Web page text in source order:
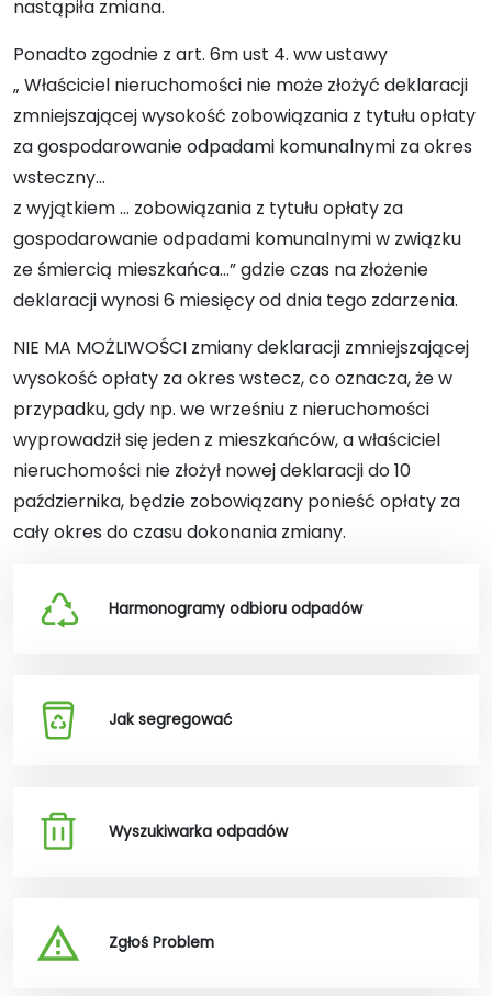
nastąpiła zmiana.
Ponadto zgodnie z art. 6m ust 4. ww ustawy
„ Właściciel nieruchomości nie może złożyć deklaracji
zmniejszającej wysokość zobowiązania z tytułu opłaty
za gospodarowanie odpadami komunalnymi za okres
wsteczny…
z wyjątkiem … zobowiązania z tytułu opłaty za
gospodarowanie odpadami komunalnymi w związku
ze śmiercią mieszkańca…” gdzie czas na złożenie
deklaracji wynosi 6 miesięcy od dnia tego zdarzenia.
NIE MA MOŻLIWOŚCI zmiany deklaracji zmniejszającej
wysokość opłaty za okres wstecz, co oznacza, że w
przypadku, gdy np. we wrześniu z nieruchomości
wyprowadził się jeden z mieszkańców, a właściciel
nieruchomości nie złożył nowej deklaracji do 10
października, będzie zobowiązany ponieść opłaty za
cały okres do czasu dokonania zmiany.
Harmonogramy odbioru odpadów
Jak segregować
Wyszukiwarka odpadów
Zgłoś Problem